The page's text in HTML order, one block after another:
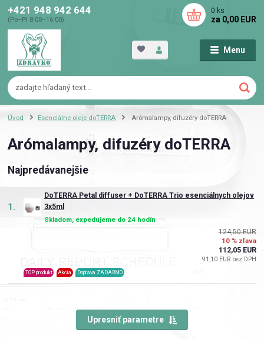
Menu
+421 948 942 644
(Po–Pi 8:00–16:00)
0 ks
za 0,00 EUR
Úvod Esenciálne oleje doTERRA Arómalampy, difuzéry doTERRA
Arómalampy, difuzéry doTERRA
Najpredávanejšie
1.
DoTERRA Petal diffuser + DoTERRA Trio esenciálnych olejov
3x5ml
Skladom, expedujeme do 24 hodín
TOP produkt Akcia Doprava ZADARMO
124,50 EUR
10 % zľava
112,05 EUR
91,10 EUR bez DPH
Upresniť parametre